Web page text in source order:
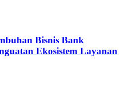
Bisnis Bank
Ekosistem Layanan